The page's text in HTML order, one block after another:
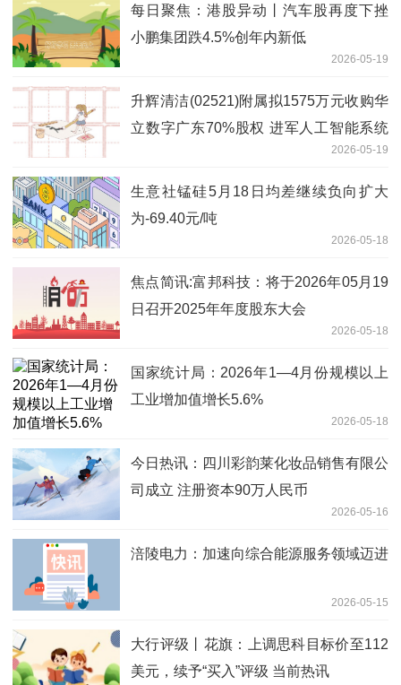
每日聚焦：港股异动丨汽车股再度下挫
小鹏集团跌4.5%创年内新低
2026-05-19
升辉清洁(02521)附属拟1575万元收购华
立数字广东70%股权 进军人工智能系统
2026-05-19
生意社锰硅5月18日均差继续负向扩大
为-69.40元/吨
2026-05-18
焦点简讯:富邦科技：将于2026年05月19
日召开2025年年度股东大会
2026-05-18
国家统计局：2026年1—4月份规模以上
工业增加值增长5.6%
2026-05-18
今日热讯：四川彩韵莱化妆品销售有限公
司成立 注册资本90万人民币
2026-05-16
涪陵电力：加速向综合能源服务领域迈进
2026-05-15
大行评级丨花旗：上调思科目标价至112
美元，续予“买入”评级 当前热讯